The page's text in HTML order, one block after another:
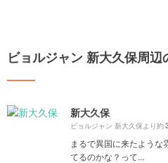
ビョルジャン 新大久保周辺
新大久保
ビョルジャン 新大久保より約
まるで異国に来たような
てるのかな？って...